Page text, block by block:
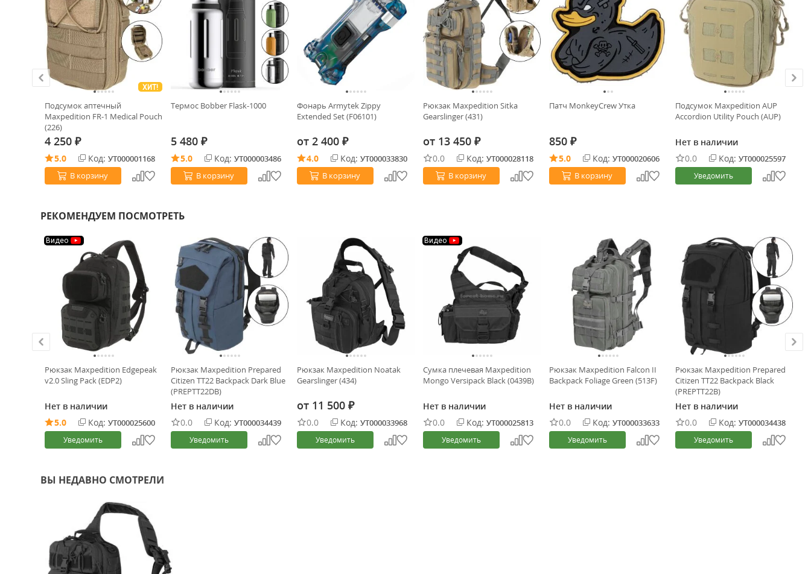
ХИТ!
Подсумок аптечный
Maxpedition FR-1 Medical Pouch
(226)
4 250 ₽
5.0 Код: УТ000001168
В корзину
Термос Bobber Flask-1000
5 480 ₽
5.0 Код: УТ000003486
В корзину
Фонарь Armytek Zippy
Extended Set (F06101)
от 2 400 ₽
4.0 Код: УТ000033830
В корзину
Рюкзак Maxpedition Sitka
Gearslinger (431)
от 13 450 ₽
0.0 Код: УТ000028118
В корзину
Патч MonkeyCrew Утка
850 ₽
5.0 Код: УТ000020606
В корзину
Подсумок Maxpedition AUP
Accordion Utility Pouch (AUP)
Нет в наличии
0.0
Код: УТ000025597
Уведомить
РЕКОМЕНДУЕМ ПОСМОТРЕТЬ
Видео
Рюкзак Maxpedition Edgepeak
v2.0 Sling Pack (EDP2)
Нет в наличии
5.0
Код: УТ000025600
Уведомить
Рюкзак Maxpedition Prepared
Citizen TT22 Backpack Dark Blue
(PREPTT22DB)
Нет в наличии
0.0
Код: УТ000034439
Уведомить
Рюкзак Maxpedition Noatak
Gearslinger (434)
от 11 500 ₽
0.0 Код: УТ000033968
Уведомить
Видео
Сумка плечевая Maxpedition
Mongo Versipack Black (0439B)
Нет в наличии
0.0
Код: УТ000025813
Уведомить
Рюкзак Maxpedition Falcon II
Backpack Foliage Green (513F)
Нет в наличии
0.0
Код: УТ000033633
Уведомить
Рюкзак Maxpedition Prepared
Citizen TT22 Backpack Black
(PREPTT22B)
Нет в наличии
0.0
Код: УТ000034438
Уведомить
ВЫ НЕДАВНО СМОТРЕЛИ